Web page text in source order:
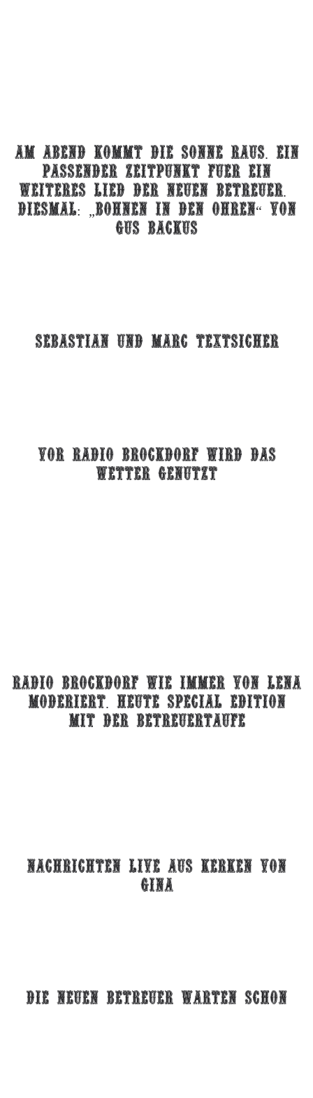
am Abend kommt die sonne raus. ein
passender zeitpunkt fuer ein
weiteres lied der neuen betreuer.
diesmal: „Bohnen in den ohren“ von
gus backus
sebastian und marc textsicher
Vor radio brockdorf wird das
wetter genutzt
radio brockdorf wie immer von lena
moderiert. heute special edition
mit der betreuertaufe
nachrichten live aus kerken von
gina
die neuen betreuer warten schon